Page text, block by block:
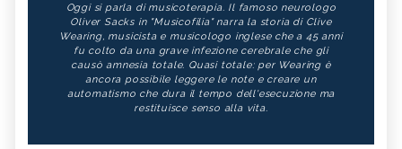
Oggi si parla di musicoterapia. Il famoso neurologo
Oliver Sacks in "Musicofilia" narra la storia di Clive
Wearing, musicista e musicologo inglese che a 45 anni
fu colto da una grave infezione cerebrale che gli
causò amnesia totale. Quasi totale: per Wearing è
ancora possibile leggere le note e creare un
automatismo che dura il tempo dell'esecuzione ma
restituisce senso alla vita.